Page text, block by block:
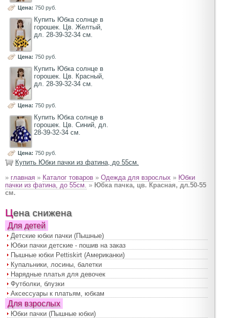
Цена: 750 руб.
Купить Юбка солнце в
горошек. Цв. Желтый,
дл. 28-39-32-34 см.
Цена: 750 руб.
Купить Юбка солнце в
горошек. Цв. Красный,
дл. 28-39-32-34 см.
Цена: 750 руб.
Купить Юбка солнце в
горошек. Цв. Синий, дл.
28-39-32-34 см.
Цена: 750 руб.
Купить Юбки пачки из фатина, до 55см.
» главная » Каталог товаров » Одежда для взрослых » Юбки
пачки из фатина, до 55см. » Юбка пачка, цв. Красная, дл.50-55
см.
Цена снижена
Для детей
Детские юбки пачки (Пышные)
Юбки пачки детские - пошив на заказ
Пышные юбки Pettiskirt (Американки)
Купальники, лосины, балетки
Нарядные платья для девочек
Футболки, блузки
Аксессуары к платьям, юбкам
Для взрослых
Юбки пачки (Пышные юбки)